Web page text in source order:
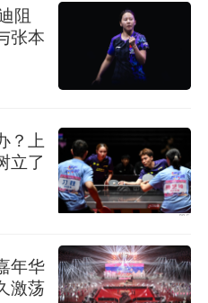
阻
张本
？上
立了
年华
激荡